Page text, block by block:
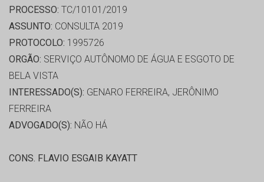
PROCESSO: TC/10101/2019
ASSUNTO: CONSULTA 2019
PROTOCOLO: 1995726
ORGÃO: SERVIÇO AUTÔNOMO DE ÁGUA E ESGOTO DE
BELA VISTA
INTERESSADO(S): GENARO FERREIRA, JERÔNIMO
FERREIRA
ADVOGADO(S): NÃO HÁ
CONS. FLAVIO ESGAIB KAYATT